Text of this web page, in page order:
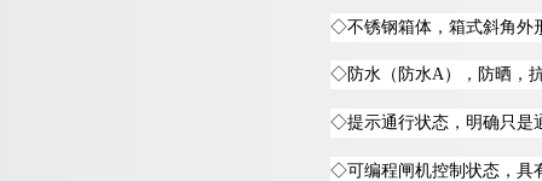
◇不锈钢箱体，箱式斜角外
◇防水（防水A），防晒，
◇提示通行状态，明确只是
◇可编程闸机控制状态，具